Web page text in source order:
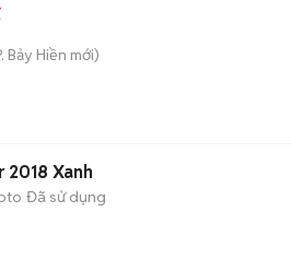
Bảy Hiền mới)
2018 Xanh
Đã sử dụng